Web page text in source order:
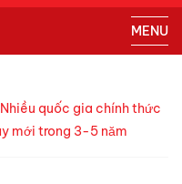
MENU
Nhiều quốc gia chính thức
mới trong 3-5 năm